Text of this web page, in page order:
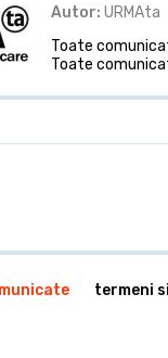
Autor: URMAta
Toate
Toate
termeni